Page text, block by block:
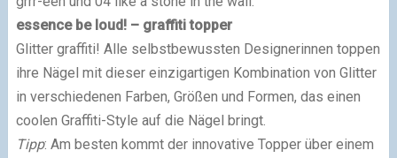
essence be loud! – graffiti topper
Glitter graffiti! Alle selbstbewussten Designerinnen toppen
ihre Nägel mit dieser einzigartigen Kombination von Glitter
in verschiedenen Farben, Größen und Formen, das einen
coolen Graffiti-Style auf die Nägel bringt.
Tipp: Am besten kommt der innovative Topper über einem